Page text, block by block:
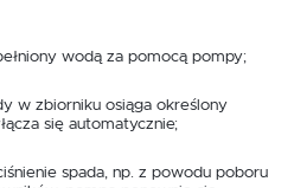
wodą za pomocą pompy;
w zbiorniku osiąga określony
się automatycznie;
spada, np. z powodu poboru